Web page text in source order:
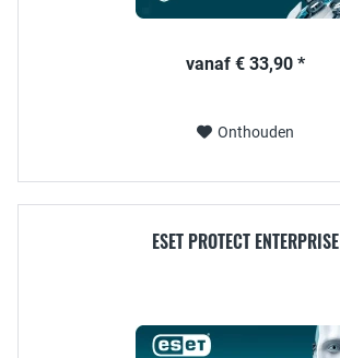
vanaf € 33,90 *
Onthouden
ESET PROTECT ENTERPRISE